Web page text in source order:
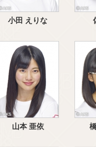
小田 えりな
山本 亜依